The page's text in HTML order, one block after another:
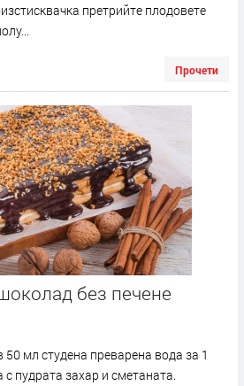
претрийте плодовете
Прочети
без печене
мл студена преварена вода за 1
пудрата захар и сметаната.